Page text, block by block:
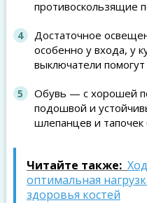
противоскользящие
Достаточное
особенно у входа, у
выключатели
Обувь — с хорошей
подошвой и
шлепанцев и тапочек
Читайте также:
оптимальная
здоровья костей